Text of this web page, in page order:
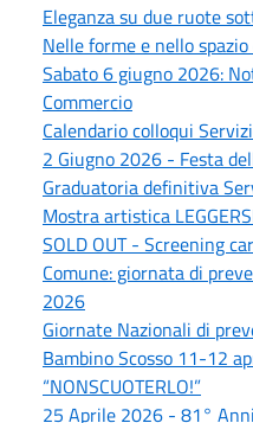
Eleganza su due ruote
Nelle forme e nello
Sabato 6 giugno 2026:
Commercio
Calendario colloqui
2 Giugno 2026 - Festa
Graduatoria definitiva
Mostra artistica
SOLD OUT - Screening
Comune: giornata di
2026
Giornate Nazionali di
Bambino Scosso 11-12
“NONSCUOTERLO!”
25 Aprile 2026 - 81°